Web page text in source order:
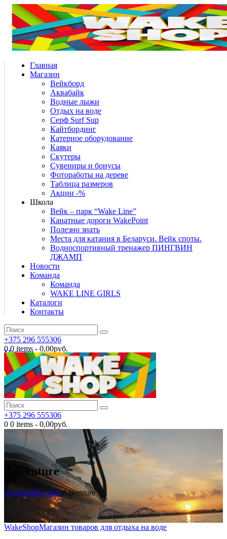
Главная
Магазин
Вейкборд
Аквабайк
Водные лыжи
Отдых на воде
Серф Surf Sup
Кайтбординг
Катерное оборудование
Каяки
Скутеры
Сувениры и бонусы
Фотоработы на дереве
Таблица размеров
Акции -%
Школа
Вейк – парк “Wake Line”
Канатные дороги WakePoint
Полезно знать
Места для катания в Беларуси. Вейк споты.
Водноспортивный тренажер ПИНГВИН
ДЖАМП
Новости
Команда
Команда
WAKE LINE GIRLS
Каталоги
Контакты
+375 296 555306
0 0 items - 0,00руб.
Магазин
+375 296 555306
0 0 items - 0,00руб.
Adventure
ГлавнаяМагазинAdventure
WakeShopМагазин товаров для отдыха на воде